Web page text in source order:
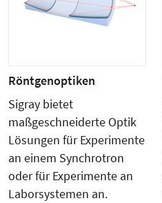
Röntgenoptiken
Sigray bietet
maßgeschneiderte Optik
Lösungen für Experimente
an einem Synchrotron
oder für Experimente an
Laborsystemen an.